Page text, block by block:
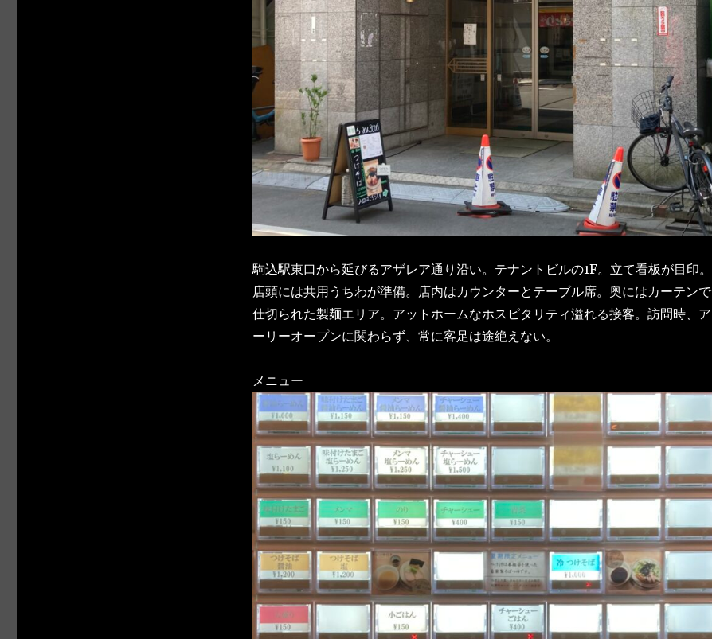
駒込駅東口から延びるアザレア通り沿い。テナントビルの1F。立て看板が目印。
店頭には共用うちわが準備。店内はカウンターとテーブル席。奥にはカーテンで
仕切られた製麺エリア。アットホームなホスピタリティ溢れる接客。訪問時、ア
ーリーオープンに関わらず、常に客足は途絶えない。
メニュー